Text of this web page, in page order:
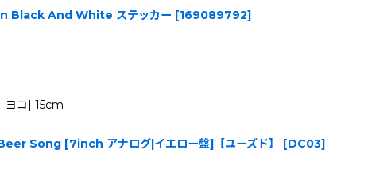
Black And White ステッカー [169089792]
コ| 15cm
Song [7inch アナログ|イエロー盤]【ユーズド】 [DC03]